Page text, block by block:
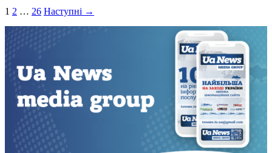
Пагінація
записів
1 2 … 26 Наступні →